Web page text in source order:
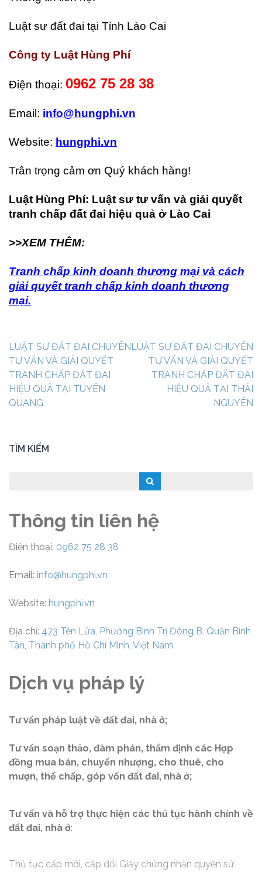
Luật sư đất đai tại Tỉnh Lào Cai
Công ty Luật Hùng Phí
Điện thoại: 0962 75 28 38
Email: info@hungphi.vn
Website: hungphi.vn
Trân trọng cảm ơn Quý khách hàng!
Luật Hùng Phí: Luật sư tư vấn và giải quyết
tranh chấp đất đai hiệu quả ở Lào Cai
>>XEM THÊM:
Tranh chấp kinh doanh thương mại và cách
giải quyết tranh chấp kinh doanh thương
mại.
Điều
hướng
bài
viết
LUẬT SƯ ĐẤT ĐAI CHUYÊN
TƯ VẤN VÀ GIẢI QUYẾT
TRANH CHẤP ĐẤT ĐAI
HIỆU QUẢ TẠI TUYÊN
QUANG
LUẬT SƯ ĐẤT ĐAI CHUYÊN
TƯ VẤN VÀ GIẢI QUYẾT
TRANH CHẤP ĐẤT ĐAI
HIỆU QUẢ TẠI THÁI
NGUYÊN
TÌM KIẾM
Thông tin liên hệ
Điện thoại: 0962 75 28 38
Email: info@hungphi.vn
Website: hungphi.vn
Địa chỉ: 473 Tên Lửa, Phường Bình Trị Đông B, Quận Bình
Tân, Thành phố Hồ Chí Minh, Việt Nam
Dịch vụ pháp lý
Tư vấn pháp luật về đất đai, nhà ở;
Tư vấn soạn thảo, đàm phán, thẩm định các Hợp
đồng mua bán, chuyển nhượng, cho thuê, cho
mượn, thế chấp, góp vốn đất đai, nhà ở;
Tư vấn và hỗ trợ thực hiện các thủ tục hành chính về
đất đai, nhà ở:
Thủ tục cấp mới, cấp đổi Giấy chứng nhận quyền sử